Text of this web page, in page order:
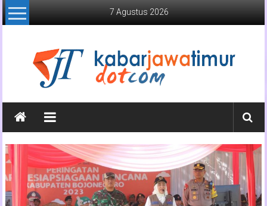
Lompat
ke
7 Agustus 2026
Kabar
Jawa
Timur
Media
Online
Jawa